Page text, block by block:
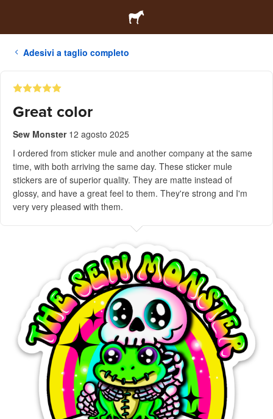
Adesivi a taglio completo
Great color
Sew Monster 12 agosto 2025
I ordered from sticker mule and another company at the same
time, with both arriving the same day. These sticker mule
stickers are of superior quality. They are matte instead of
glossy, and have a great feel to them. They're strong and I'm
very very pleased with them.